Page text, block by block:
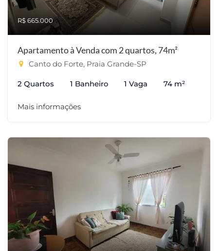
R$ 665.000
Apartamento à Venda com 2 quartos, 74m²
Canto do Forte, Praia Grande-SP
2 Quartos 1 Banheiro 1 Vaga 74 m²
Mais informações